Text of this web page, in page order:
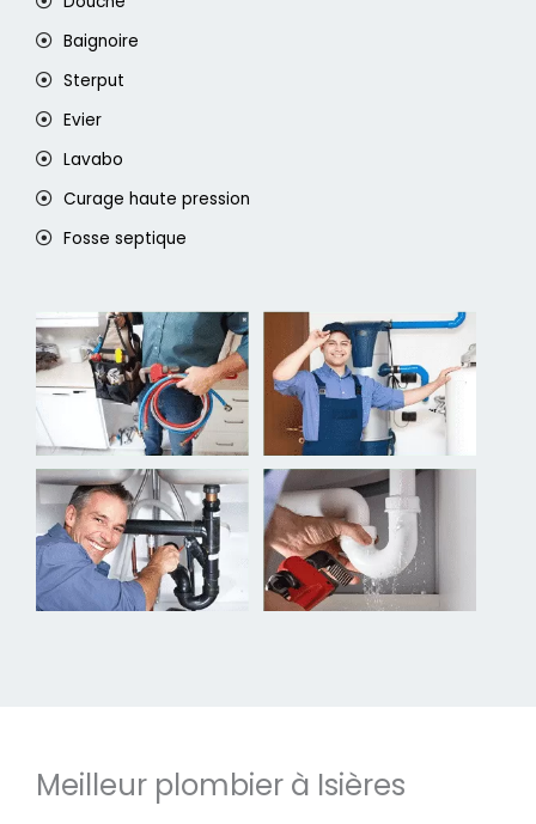
Baignoire
Sterput
Evier
Lavabo
Curage haute pression
Fosse septique
Meilleur plombier à Isières